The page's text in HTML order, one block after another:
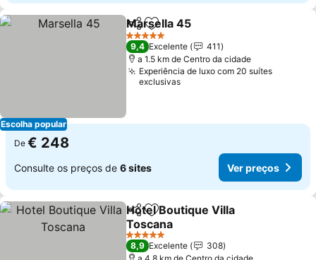
Escolha popular
PartilharAdicionar aos favoritos
Marsella 45
5 Estrelas
9,4 Excelente
411
a 1.5 km de Centro da cidade
Experiência de luxo com 20 suítes
exclusivas
De € 248
Consulte os preços de 6 sites Ver preços
PartilharAdicionar aos favoritos
Hotel Boutique Villa
Toscana
Ver preços
5 Estrelas
8,9 Excelente
308